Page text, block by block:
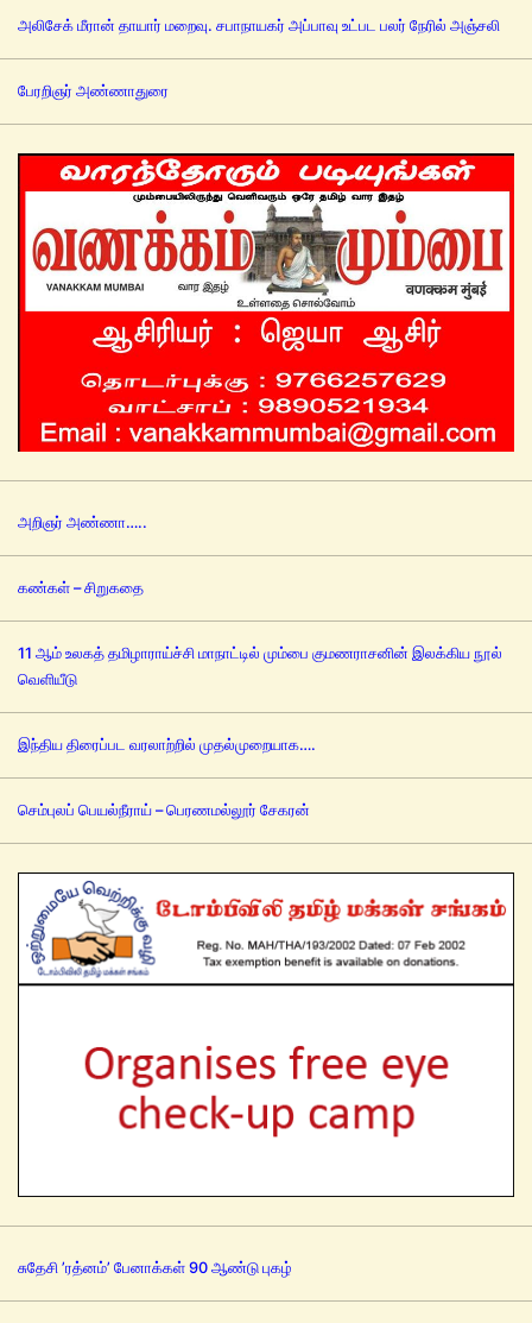
அலிசேக் மீரான் தாயார் மறைவு. சபாநாயகர் அப்பாவு உட்பட பலர் நேரில் அஞ்சலி
பேரறிஞர் அண்ணாதுரை
அறிஞர் அண்ணா…..
கண்கள் – சிறுகதை
11 ஆம் உலகத் தமிழாராய்ச்சி மாநாட்டில் மும்பை குமணராசனின் இலக்கிய நூல்
வெளியீடு
இந்திய திரைப்பட வரலாற்றில் முதல்முறையாக….
செம்புலப் பெயல்நீராய் – பெரணமல்லூர் சேகரன்
சுதேசி ’ரத்னம்’ பேனாக்கள் 90 ஆண்டு புகழ்